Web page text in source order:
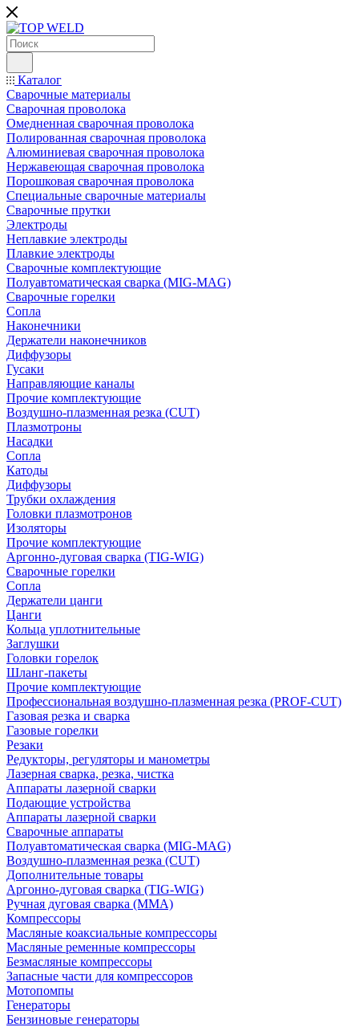
Каталог
Сварочные материалы
Сварочная проволока
Омедненная сварочная проволока
Полированная сварочная проволока
Алюминиевая сварочная проволока
Нержавеющая сварочная проволока
Порошковая сварочная проволока
Специальные сварочные материалы
Сварочные прутки
Электроды
Неплавкие электроды
Плавкие электроды
Сварочные комплектующие
Полуавтоматическая сварка (MIG-MAG)
Сварочные горелки
Сопла
Наконечники
Держатели наконечников
Диффузоры
Гусаки
Направляющие каналы
Прочие комплектующие
Воздушно-плазменная резка (CUT)
Плазмотроны
Насадки
Сопла
Катоды
Диффузоры
Трубки охлаждения
Головки плазмотронов
Изоляторы
Прочие комплектующие
Аргонно-дуговая сварка (TIG-WIG)
Сварочные горелки
Сопла
Держатели цанги
Цанги
Кольца уплотнительные
Заглушки
Головки горелок
Шланг-пакеты
Прочие комплектующие
Профессиональная воздушно-плазменная резка (PROF-CUT)
Газовая резка и сварка
Газовые горелки
Резаки
Редукторы, регуляторы и манометры
Лазерная сварка, резка, чистка
Аппараты лазерной сварки
Подающие устройства
Аппараты лазерной сварки
Сварочные аппараты
Полуавтоматическая сварка (MIG-MAG)
Воздушно-плазменная резка (CUT)
Дополнительные товары
Аргонно-дуговая сварка (TIG-WIG)
Ручная дуговая сварка (MMA)
Компрессоры
Масляные коаксиальные компрессоры
Масляные ременные компрессоры
Безмасляные компрессоры
Запасные части для компрессоров
Мотопомпы
Генераторы
Бензиновые генераторы